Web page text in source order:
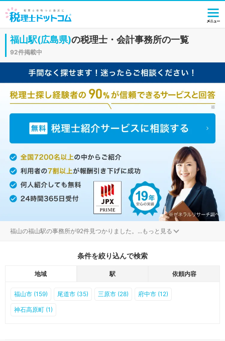
福山駅(広島県)の税理士・会計事務所の一覧
92件掲載中
福山の福山駅の事務所が92件見つかりました。 ...もっと見る
条件を絞り込んで検索
地域 駅 依頼内容
福山市 (159) 尾道市 (35) 三原市 (28) 府中市 (12)
神石高原町 (1)